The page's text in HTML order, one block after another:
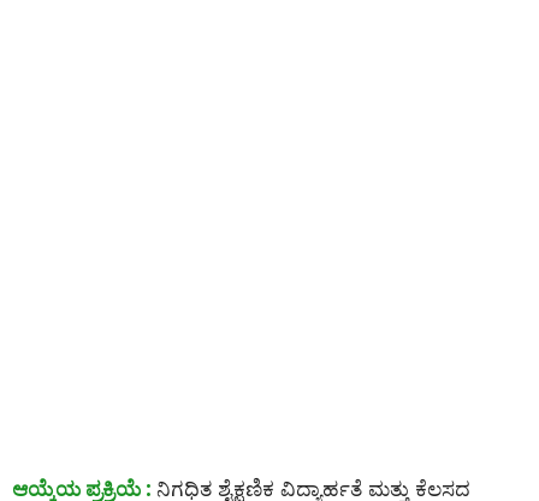
ಆಯ್ಕೆಯ ಪ್ರಕ್ರಿಯೆ : ನಿಗಧಿತ ಶೈಕ್ಷಣಿಕ ವಿದ್ಯಾರ್ಹತೆ ಮತ್ತು ಕೆಲಸದ